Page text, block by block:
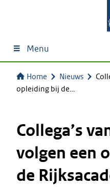
Menu
Home Nieuws
opleiding bij de…
Collega’s
volgen een
de